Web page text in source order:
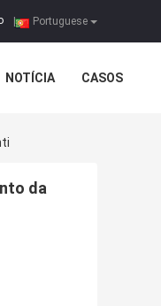
Portuguese
|
NOTÍCIA CASOS
da